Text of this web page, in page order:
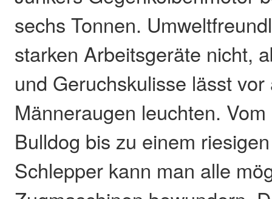
sechs Tonnen.
starken Arbeitsgeräte nicht,
und Geruchskulisse lässt vor
Männeraugen leuchten.
Bulldog bis zu einem
Schlepper kann man alle